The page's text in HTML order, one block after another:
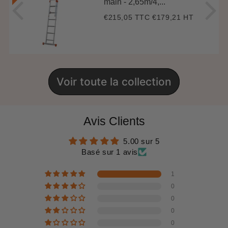
main - 2,65m/4,...
Prix
€215,05 TTC€215,05
€179,21 HT
Voir toute la collection
Avis Clients
5.00 sur 5
Basé sur 1 avis
1
0
0
0
0